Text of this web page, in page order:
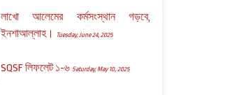
লাখো আলেমের কর্মসংস্থান গড়বে,
ইনশাআল্লাহ।
Tuesday, June 24, 2025
SQSF লিফলেট ১-৬ Saturday, May 10, 2025